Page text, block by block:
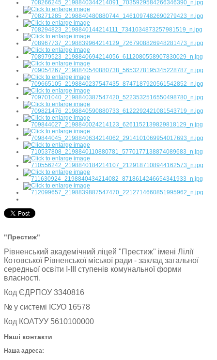
"Престиж"
Рівненський академічний ліцей "Престиж" імені Лілії
Котовської Рівненської міської ради - заклад загальної
середньої освіти І-ІІІ ступенів комунальної форми
власності.
Код ЄДРПОУ 3340816
№ у системі ІСУО 16578
Код КОАТУУ 5610100000
Наші контакти
Наша адреса: